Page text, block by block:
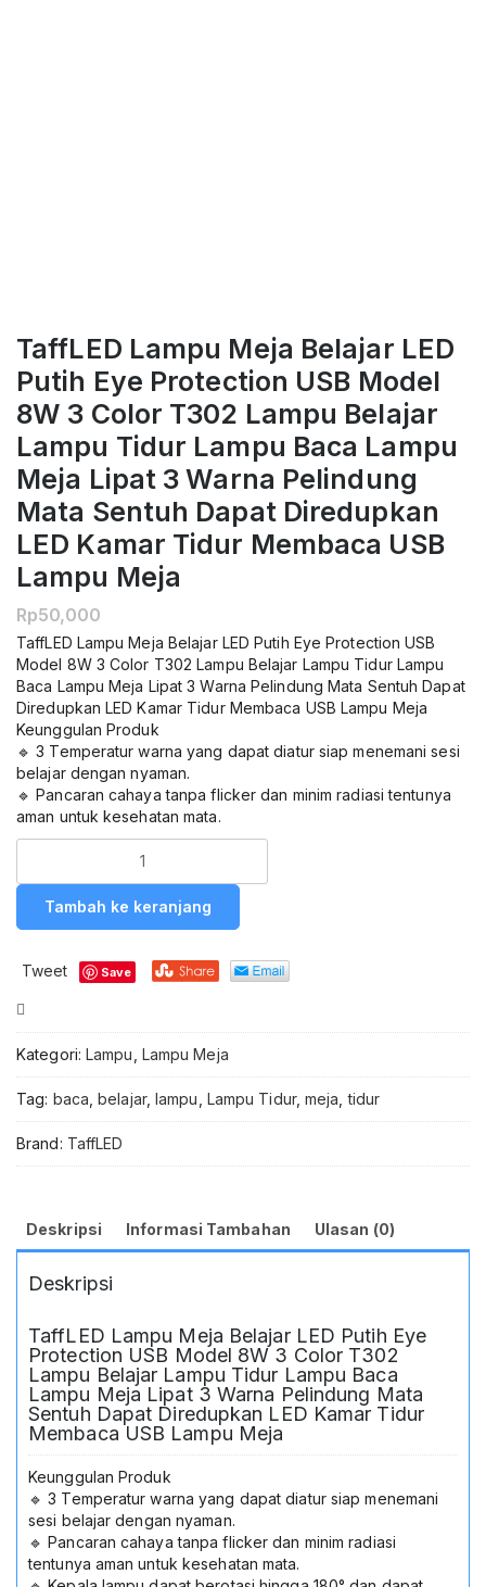
TaffLED Lampu Meja Belajar LED
Putih Eye Protection USB Model
8W 3 Color T302 Lampu Belajar
Lampu Tidur Lampu Baca Lampu
Meja Lipat 3 Warna Pelindung
Mata Sentuh Dapat Diredupkan
LED Kamar Tidur Membaca USB
Lampu Meja
Rp50,000
TaffLED Lampu Meja Belajar LED Putih Eye Protection USB
Model 8W 3 Color T302 Lampu Belajar Lampu Tidur Lampu
Baca Lampu Meja Lipat 3 Warna Pelindung Mata Sentuh Dapat
Diredupkan LED Kamar Tidur Membaca USB Lampu Meja
Keunggulan Produk
🔹 3 Temperatur warna yang dapat diatur siap menemani sesi
belajar dengan nyaman.
🔹 Pancaran cahaya tanpa flicker dan minim radiasi tentunya
aman untuk kesehatan mata.
Lampu
Meja
Belajar
Putih
Eye
Model
3
T302
Tidur
Baca
Meja
Lipat
Warna
Pelindung
Mata
Sentuh
Dapat
Diredupkan
LED
Kamar
Tidur
Tambah ke keranjang
Tweet Save
Kategori: Lampu Lampu Meja
Tag: baca ,belajar,lampu Lampu Tidur,meja ,tidur
Brand: TaffLED
Deskripsi Informasi Tambahan Ulasan (0)
Deskripsi
TaffLED Lampu Meja Belajar LED Putih Eye
Protection USB Model 8W 3 Color T302
Lampu Belajar Lampu Tidur Lampu Baca
Lampu Meja Lipat 3 Warna Pelindung Mata
Sentuh Dapat Diredupkan LED Kamar Tidur
Membaca USB Lampu Meja
Keunggulan Produk
🔹 3 Temperatur warna yang dapat diatur siap menemani
sesi belajar dengan nyaman.
🔹 Pancaran cahaya tanpa flicker dan minim radiasi
tentunya aman untuk kesehatan mata.